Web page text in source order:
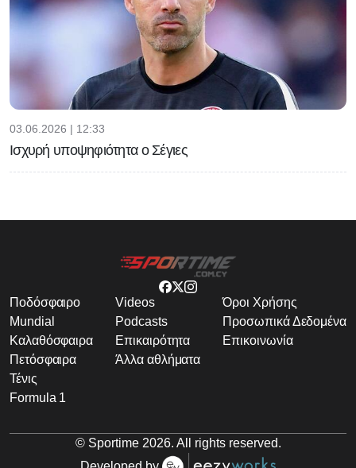
03.06.2026 | 12:33
Ισχυρή υποψηφιότητα ο Σέγιες
Ποδόσφαιρο
Mundial
Καλαθόσφαιρα
Πετόσφαιρα
Τένις
Formula 1
Videos
Podcasts
Επικαιρότητα
Άλλα αθλήματα
Όροι Χρήσης
Προσωπικά Δεδομένα
Επικοινωνία
© Sportime 2026. All rights reserved.